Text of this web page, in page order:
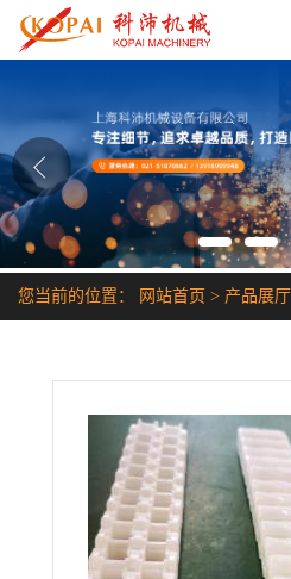
公司介绍
公司动态
产品展厅
证书荣誉
您当前的位置： 网站首页 > 产品展厅